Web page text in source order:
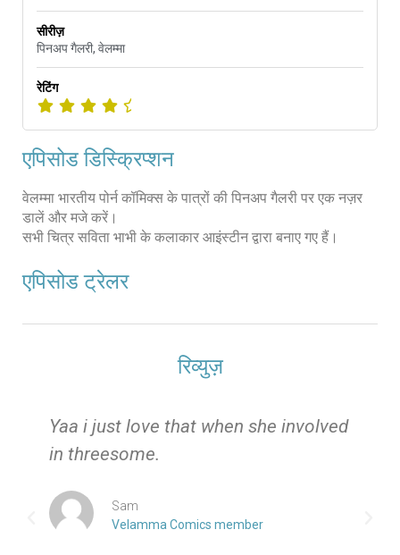
सीरीज़
पिनअप गैलरी, वेलम्मा
रेटिंग
एपिसोड डिस्क्रिप्शन
वेलम्मा भारतीय पोर्न कॉमिक्स के पात्रों की पिनअप गैलरी पर एक नज़र
डालें और मजे करें।
सभी चित्र सविता भाभी के कलाकार आइंस्टीन द्वारा बनाए गए हैं।
एपिसोड ट्रेलर
रिव्युज़
Yaa i just love that when she involved
in threesome.
Sam
Velamma Comics member